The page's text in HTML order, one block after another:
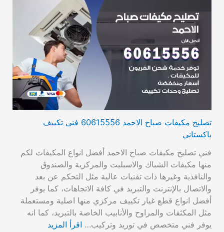
تصليح مكيفات صباح الاحمد 60615556 فني تكييف
باكستاني
فني تصليح مكيفات صباح الاحمد أفضل انواع المكيفات لكم
منها مكيفات الشباك والاسبليت والمركزية والصندوق
والنافذية وغيرها ذات تقنيات عالية مثل التحكم عن بعد
والاتصال بالإنترنت والتبريد في كافة الاتجاهات، كما يوفر
أفضل انواع قطع غيار تكييف مركزي منها اصلية ومستعملة
مثل المكثفات والمراوح والأنابيب الخاصة بالتبريد، كما انه
يوفر فني متخصص في توريد وتركيب… اقرأ المزيد